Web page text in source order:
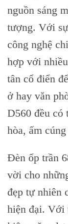
nguồn sáng
tượng. Với
công nghệ
hợp với
tân cổ điển
ở hay văn
D560 đều có
hòa, ấm
Đèn ốp trần
vời cho
đẹp tự nhiên
hiện đại. Với